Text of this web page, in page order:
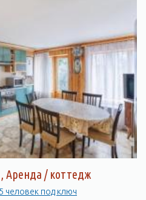
Аренда / коттедж
человек под ключ